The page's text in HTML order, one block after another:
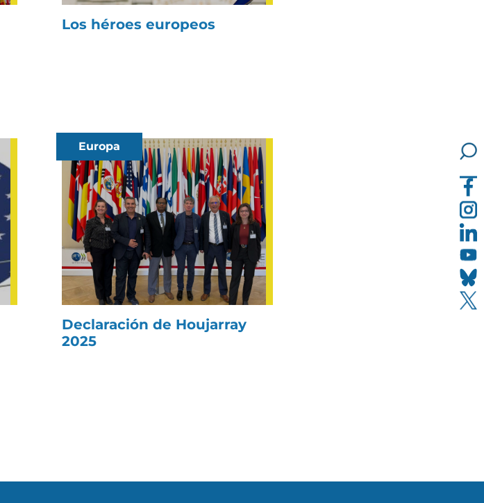
Los héroes europeos
Europa
Declaración de Houjarray
2025